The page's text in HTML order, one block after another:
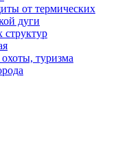
от термических
дуги
структур
туризма